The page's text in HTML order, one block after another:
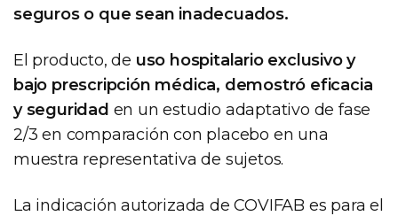
seguros o que sean inadecuados.
El producto, de uso hospitalario exclusivo y
bajo prescripción médica, demostró eficacia
y seguridad en un estudio adaptativo de fase
2/3 en comparación con placebo en una
muestra representativa de sujetos.
La indicación autorizada de COVIFAB es para el